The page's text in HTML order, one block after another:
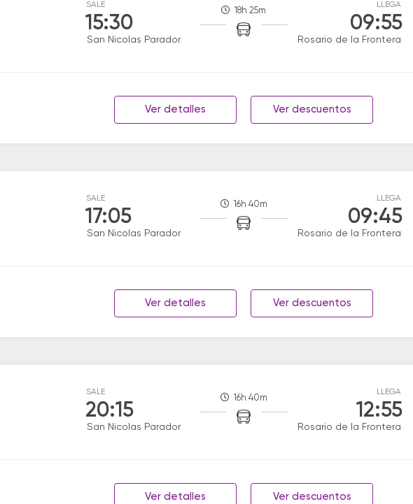
SALE
15:30
San Nicolas Parador
18h 25m
LLEGA
09:55
Rosario de la Frontera
Ver detalles Ver descuentos
SALE
17:05
San Nicolas Parador
16h 40m
LLEGA
09:45
Rosario de la Frontera
Ver detalles Ver descuentos
SALE
20:15
San Nicolas Parador
16h 40m
LLEGA
12:55
Rosario de la Frontera
Ver detalles Ver descuentos